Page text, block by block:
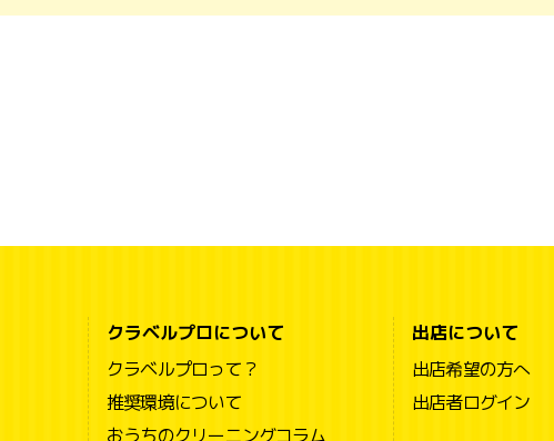
クラベルプロについて
クラベルプロって？
推奨環境について
おうちのクリーニングコラム
出店について
出店希望の方へ
出店者ログイン